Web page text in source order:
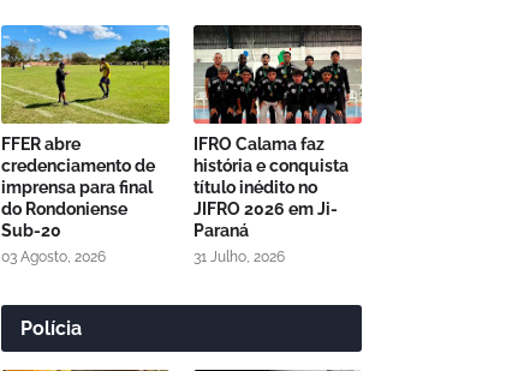
FFER abre
credenciamento de
imprensa para final
do Rondoniense
Sub-20
03 Agosto, 2026
IFRO Calama faz
história e conquista
título inédito no
JIFRO 2026 em Ji-
Paraná
31 Julho, 2026
Polícia